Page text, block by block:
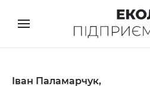
Іван Паламарчук,